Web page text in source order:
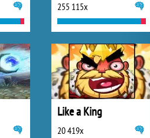
255 115x
Like a King
20 419x